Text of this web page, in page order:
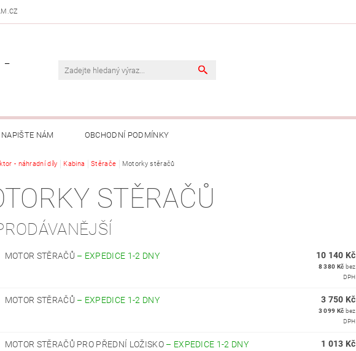
NAPIŠTE NÁM OBCHODNÍ PODMÍNKY
- náhradní díly Kabina Stěrače Motorky stěračů
STĚRAČŮ
MOTOR STĚRAČŮ – EXPEDICE 1-2 DNY 10 140 Kč
8 380 Kč bez
DPH
MOTOR STĚRAČŮ – EXPEDICE 1-2 DNY 3 750 Kč
3 099 Kč bez
DPH
MOTOR STĚRAČŮ PRO PŘEDNÍ LOŽISKO – EXPEDICE 1-2 DNY 1 013 Kč